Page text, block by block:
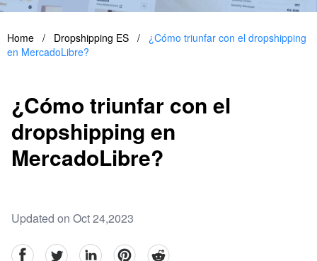
Home / Dropshipping ES /
¿Cómo triunfar con el dropshipping
en MercadoLibre?
¿Cómo triunfar con el
dropshipping en
MercadoLibre?
Updated on Oct 24,2023
facebookTwitter linkedinpinterestreddit